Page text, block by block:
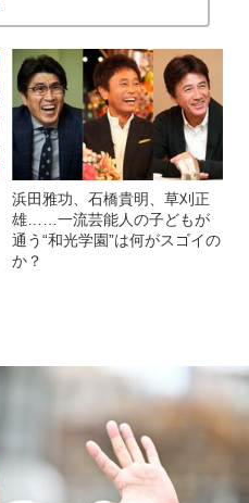
浜田雅功、石橋貴明、草刈正
雄……一流芸能人の子どもが
通う“和光学園”は何がスゴイの
か？